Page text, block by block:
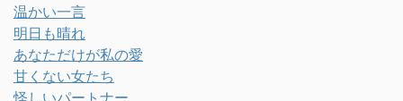
温かい一言
明日も晴れ
あなただけが私の愛
甘くない女たち